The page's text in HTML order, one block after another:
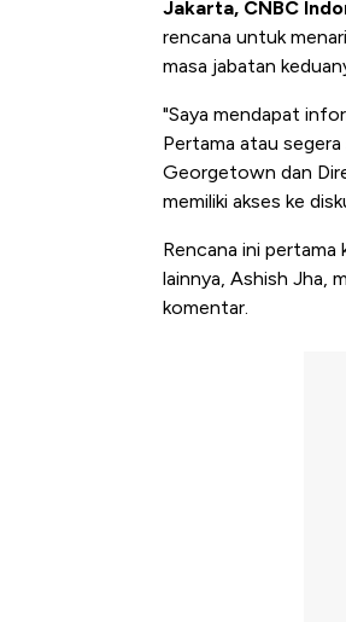
Jakarta, CNBC
rencana untuk
masa jabatan
"Saya mendapat
Pertama atau
Georgetown dan
memiliki akses ke
Rencana ini pertama
lainnya, Ashish Jha,
komentar.